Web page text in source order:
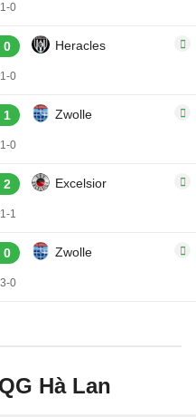
0
0 Heracles
0
1 Zwolle
0
2 Excelsior
1
0 Zwolle
0
Hà Lan